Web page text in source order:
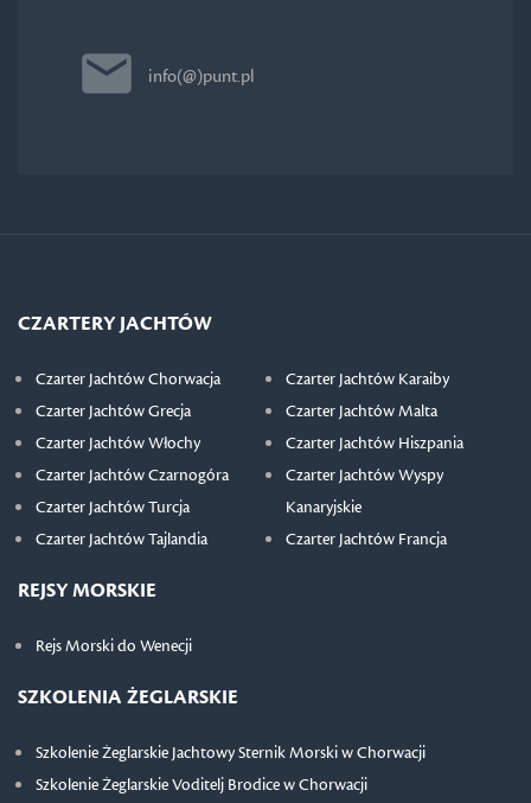
info(@)punt.pl
CZARTERY JACHTÓW
Czarter Jachtów Chorwacja
Czarter Jachtów Grecja
Czarter Jachtów Włochy
Czarter Jachtów Czarnogóra
Czarter Jachtów Turcja
Czarter Jachtów Tajlandia
Czarter Jachtów Karaiby
Czarter Jachtów Malta
Czarter Jachtów Hiszpania
Czarter Jachtów Wyspy
Kanaryjskie
Czarter Jachtów Francja
REJSY MORSKIE
Rejs Morski do Wenecji
SZKOLENIA ŻEGLARSKIE
Szkolenie Żeglarskie Jachtowy Sternik Morski w Chorwacji
Szkolenie Żeglarskie Voditelj Brodice w Chorwacji